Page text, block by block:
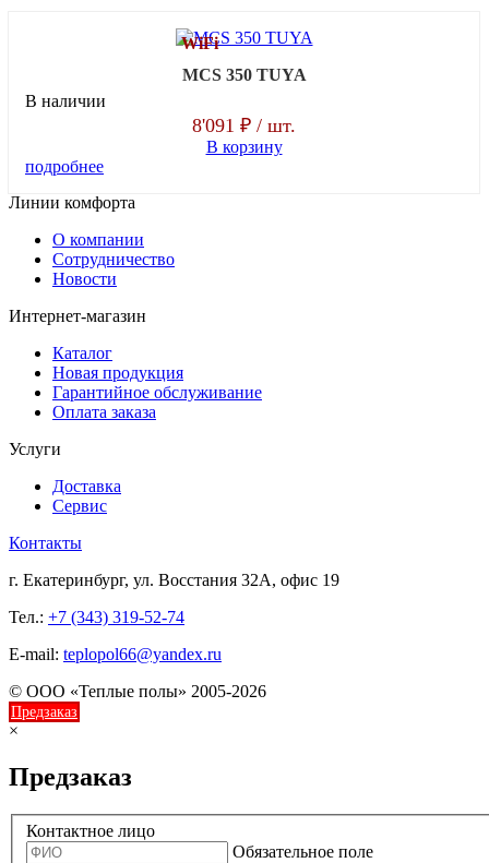
WiFi
MCS 350 TUYA
В наличии
8'091 ₽ / шт.
В корзину
подробнее
Линии комфорта
О компании
Сотрудничество
Новости
Интернет-магазин
Каталог
Новая продукция
Гарантийное обслуживание
Оплата заказа
Услуги
Доставка
Сервис
Контакты
г. Екатеринбург, ул. Восстания 32А, офис 19
Тел.: +7 (343) 319-52-74
E-mail: teplopol66@yandex.ru
© ООО «Теплые полы» 2005-2026
Предзаказ
×
Предзаказ
Контактное лицо
Обязательное поле